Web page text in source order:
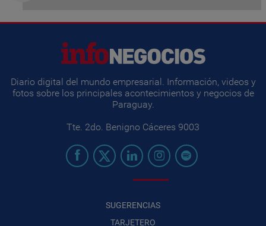
Diario digital del mundo empresarial. Información, videos y
fotos sobre los principales acontecimientos y negocios de
Paraguay.
Tte. 2do. Benigno Cáceres 9003
SUGERENCIAS
TARJETERO